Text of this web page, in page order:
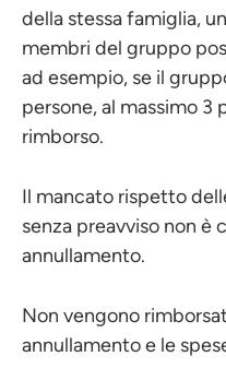
della stessa famiglia,
membri del gruppo
ad esempio, se il
persone, al massimo 3
rimborso.
Il mancato rispetto
senza preavviso non è
annullamento.
Non vengono
annullamento e le